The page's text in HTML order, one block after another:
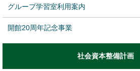
グループ学習室利用案内
開館20周年記念事業
社会資本整備計画